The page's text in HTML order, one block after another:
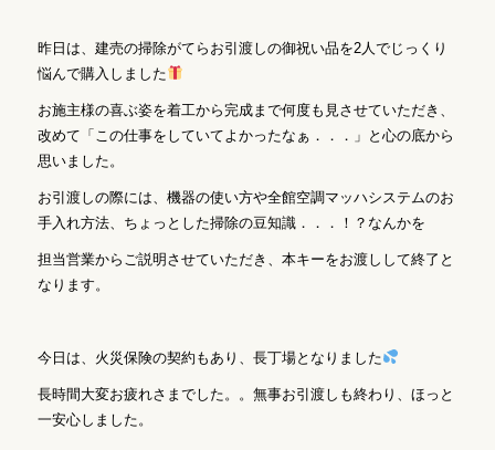
昨日は、建売の掃除がてらお引渡しの御祝い品を2人でじっくり
悩んで購入しました
お施主様の喜ぶ姿を着工から完成まで何度も見させていただき、
改めて「この仕事をしていてよかったなぁ．．．」と心の底から
思いました。
お引渡しの際には、機器の使い方や全館空調マッハシステムのお
手入れ方法、ちょっとした掃除の豆知識．．．！？なんかを
担当営業からご説明させていただき、本キーをお渡しして終了と
なります。
今日は、火災保険の契約もあり、長丁場となりました
長時間大変お疲れさまでした。。無事お引渡しも終わり、ほっと
一安心しました。